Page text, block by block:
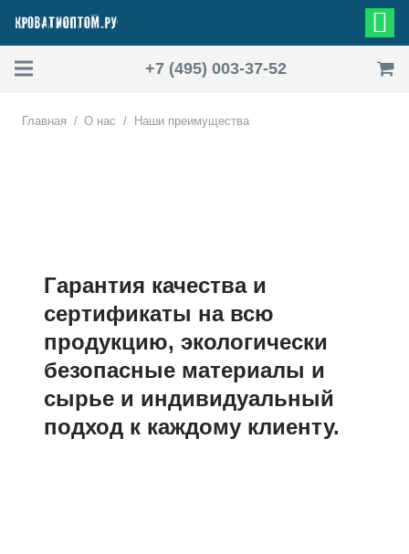
+7 (495) 003-37-52
Главная / О нас / Наши преимущества
Гарантия качества и
сертификаты на всю
продукцию, экологически
безопасные материалы и
сырье и индивидуальный
подход к каждому клиенту.